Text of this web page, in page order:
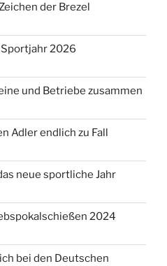
der Brezel
2026
und Betriebe zusammen
Adler endlich zu Fall
neue sportliche Jahr
2024
bei den Deutschen